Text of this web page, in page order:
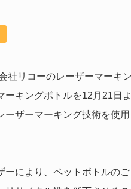
社リコーのレーザーマーキ
ーキングボトルを12月21日
ーザーマーキング技術を使
ーにより、ペットボトルの